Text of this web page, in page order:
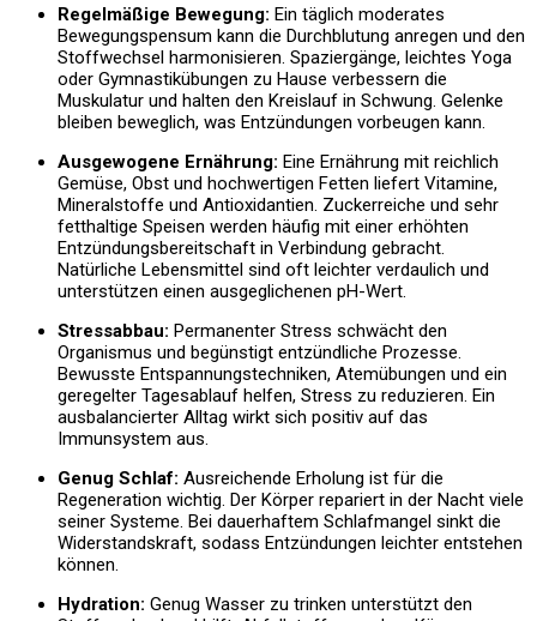
Regelmäßige Bewegung: Ein täglich moderates
Bewegungspensum kann die Durchblutung anregen und den
Stoffwechsel harmonisieren. Spaziergänge, leichtes Yoga
oder Gymnastikübungen zu Hause verbessern die
Muskulatur und halten den Kreislauf in Schwung. Gelenke
bleiben beweglich, was Entzündungen vorbeugen kann.
Ausgewogene Ernährung: Eine Ernährung mit reichlich
Gemüse, Obst und hochwertigen Fetten liefert Vitamine,
Mineralstoffe und Antioxidantien. Zuckerreiche und sehr
fetthaltige Speisen werden häufig mit einer erhöhten
Entzündungsbereitschaft in Verbindung gebracht.
Natürliche Lebensmittel sind oft leichter verdaulich und
unterstützen einen ausgeglichenen pH-Wert.
Stressabbau: Permanenter Stress schwächt den
Organismus und begünstigt entzündliche Prozesse.
Bewusste Entspannungstechniken, Atemübungen und ein
geregelter Tagesablauf helfen, Stress zu reduzieren. Ein
ausbalancierter Alltag wirkt sich positiv auf das
Immunsystem aus.
Genug Schlaf: Ausreichende Erholung ist für die
Regeneration wichtig. Der Körper repariert in der Nacht viele
seiner Systeme. Bei dauerhaftem Schlafmangel sinkt die
Widerstandskraft, sodass Entzündungen leichter entstehen
können.
Hydration: Genug Wasser zu trinken unterstützt den